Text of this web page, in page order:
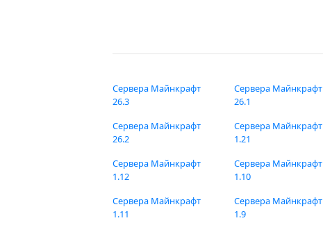
Сервера Майнкрафт
26.3
Сервера Майнкрафт
26.2
Сервера Майнкрафт
26.1
Сервера Майнкрафт
1.21
Сервера Майнкрафт
1.12
Сервера Майнкрафт
1.11
Сервера Майнкрафт
1.10
Сервера Майнкрафт
1.9